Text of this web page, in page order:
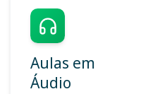
Aulas em
Áudio